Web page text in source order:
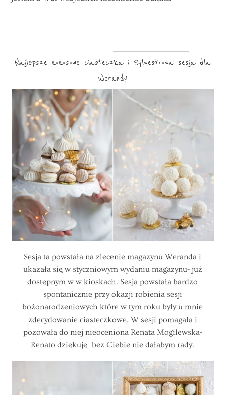
Najlepsze kokosowe ciasteczka i Sylwestrowa sesja dla
Werandy
Sesja ta powstała na zlecenie magazynu Weranda i
ukazała się w styczniowym wydaniu magazynu- już
dostępnym w w kioskach. Sesja powstała bardzo
spontanicznie przy okazji robienia sesji
bożonarodzeniowych które w tym roku były u mnie
zdecydowanie ciasteczkowe. W sesji pomagała i
pozowała do niej nieoceniona Renata Mogilewska-
Renato dziękuję- bez Ciebie nie dałabym rady.